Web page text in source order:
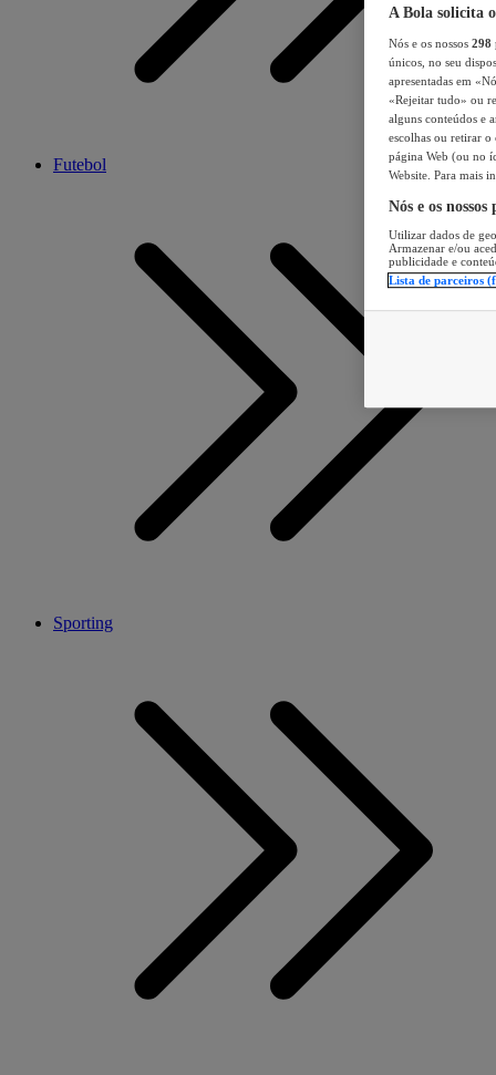
Futebol
Sporting
A Bola solicita
Nós e os nossos 298
únicos, no seu
apresentadas em
«Rejeitar tudo» ou
alguns conteúdos e
escolhas ou retirar
página Web (ou no
Website. Para mais
Nós e os
Utilizar dados de
Armazenar e/ou
publicidade e
Lista de parceiros